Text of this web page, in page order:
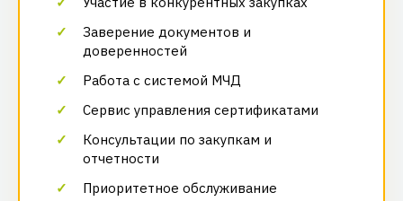
Заверение документов и
доверенностей
Работа с системой МЧД
Сервис управления сертификатами
Консультации по закупкам и
отчетности
Приоритетное обслуживание